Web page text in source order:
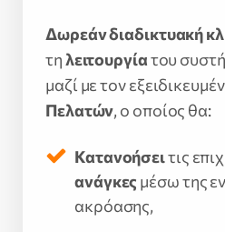
Δωρεάν διαδικτυακή
τη λειτουργίατου
μαζί με τον
Πελατών, ο οποίος θα:
Κατανοήσειτις
ανάγκες μέσω της
ακρόασης,